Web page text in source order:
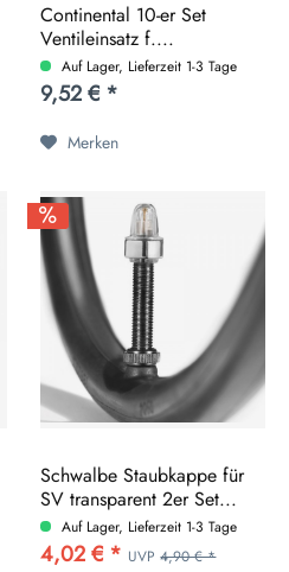
Continental 10-er Set
Ventileinsatz f....
Auf Lager, Lieferzeit 1-3 Tage
9,52 € *
Merken
Schwalbe Staubkappe für
SV transparent 2er Set...
Auf Lager, Lieferzeit 1-3 Tage
4,02 € * UVP 4,90 € *